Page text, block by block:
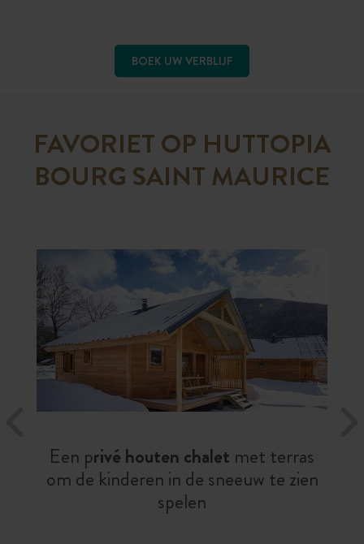
BOEK UW VERBLIJF
FAVORIET OP HUTTOPIA
BOURG SAINT MAURICE
Een privé houten chalet met terras
om de kinderen in de sneeuw te zien
spelen